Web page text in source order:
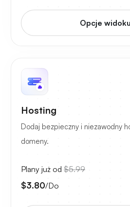
Opcje widoku
Hosting
Dodaj bezpieczny i niezawodny
domeny.
Plany już od $5.99
$3.80/Do